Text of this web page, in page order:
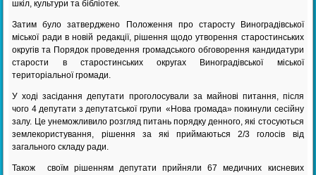
шкіл, культури та бібліотек.
Затим було затверджено Положення про старосту Виноградівської
міської ради в новій редакції, рішення щодо утворення старостинських
округів та Порядок проведення громадського обговорення кандидатури
старости в старостинських округах Виноградівської міської
територіальної громади.
У ході засідання депутати проголосували за майнові питання, після
чого 4 депутати з депутатської групи «Нова громада» покинули сесійну
залу. Це унеможливило розгляд питань порядку денного, які стосуються
землекористування, рішення за які приймаються 2/3 голосів від
загального складу ради.
Також своїм рішенням депутати прийняли 67 медичних кисневих